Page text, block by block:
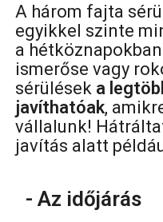
A három fajta
egyikkel szinte
a
ismerőse vagy
sérülések a
javíthatóak,
vállalunk!
javítás alatt
- Az időjárás